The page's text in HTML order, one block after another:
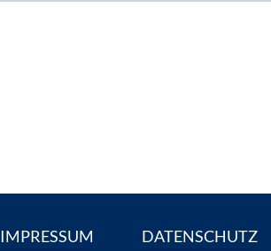
IMPRESSUM DATENSCHUTZ